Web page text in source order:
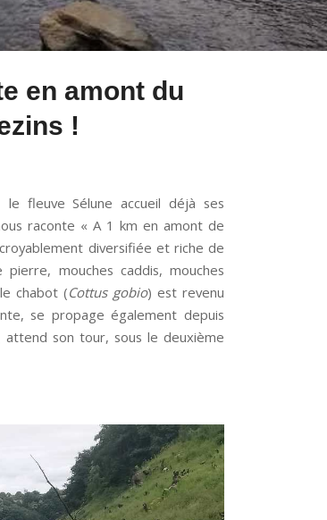
en amont du
!
fleuve Sélune accueil déjà ses
raconte « A 1 km en amont de
diversifiée et riche de
pierre, mouches caddis, mouches
chabot (Cottus gobio) est revenu
se propage également depuis
attend son tour, sous le deuxième